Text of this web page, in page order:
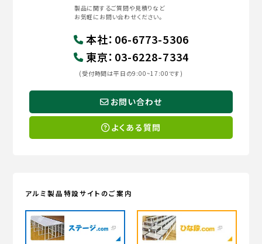
製品に関するご質問や見積りなど
お気軽にお問い合わせください。
本社： 06-6773-5306
東京： 03-6228-7334
(受付時間は平日の9:00~17:00です)
お問い合わせ
よくある質問
アルミ製品特設サイトのご案内